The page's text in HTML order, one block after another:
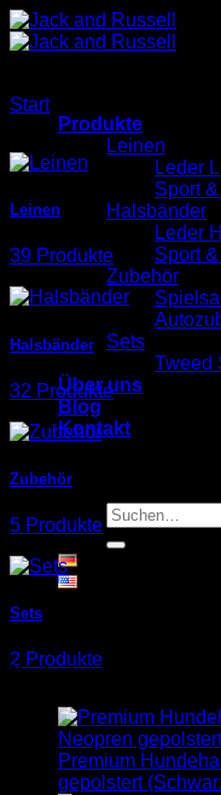
Zum
Inhalt
Produkte
Leinen
Leder
Sport
Halsbänder
Leder
Sport
Zubehör
Sets
Tweed
Über uns
Blog
Kontakt
Suchen
nach:
Es befinden sich
Start
Leinen
39 Produkte
Halsbänder
32 Produkte
Zubehör
5 Produkte
Sets
2 Produkte
Neuheiten
Premium
gepolstert